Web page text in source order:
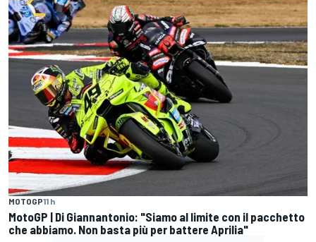
MOTOGP11 h
MotoGP | Di Giannantonio: "Siamo al limite con il pacchetto
che abbiamo. Non basta più per battere Aprilia"